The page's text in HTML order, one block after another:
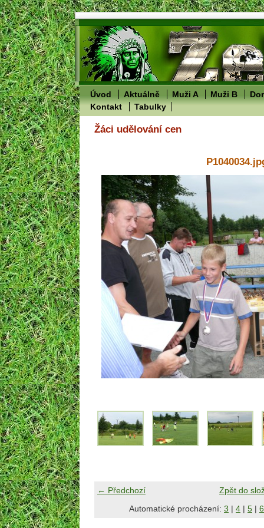
Úvod Aktuálně Muži A Muži B
Kontakt
Tabulky
Žáci udělování cen
← Předchozí
Zpět do
Automatické procházení: 3 | 4 | 5 | 6